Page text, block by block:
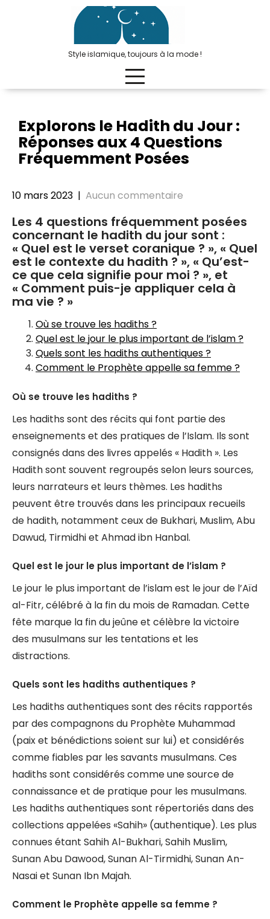
Style islamique, toujours à la mode !
Explorons le Hadith du Jour :
Réponses aux 4 Questions
Fréquemment Posées
10 mars 2023 | Aucun commentaire
Les 4 questions fréquemment posées
concernant le hadith du jour sont :
« Quel est le verset coranique ? », « Quel
est le contexte du hadith ? », « Qu’est-
ce que cela signifie pour moi ? », et
« Comment puis-je appliquer cela à
ma vie ? »
Où se trouve les hadiths ?
Quel est le jour le plus important de l’islam ?
Quels sont les hadiths authentiques ?
Comment le Prophète appelle sa femme ?
Où se trouve les hadiths ?
Les hadiths sont des récits qui font partie des
enseignements et des pratiques de l’Islam. Ils sont
consignés dans des livres appelés « Hadith ». Les
Hadith sont souvent regroupés selon leurs sources,
leurs narrateurs et leurs thèmes. Les hadiths
peuvent être trouvés dans les principaux recueils
de hadith, notamment ceux de Bukhari, Muslim, Abu
Dawud, Tirmidhi et Ahmad ibn Hanbal.
Quel est le jour le plus important de l’islam ?
Le jour le plus important de l’islam est le jour de l’Aïd
al-Fitr, célébré à la fin du mois de Ramadan. Cette
fête marque la fin du jeûne et célèbre la victoire
des musulmans sur les tentations et les
distractions.
Quels sont les hadiths authentiques ?
Les hadiths authentiques sont des récits rapportés
par des compagnons du Prophète Muhammad
(paix et bénédictions soient sur lui) et considérés
comme fiables par les savants musulmans. Ces
hadiths sont considérés comme une source de
connaissance et de pratique pour les musulmans.
Les hadiths authentiques sont répertoriés dans des
collections appelées «Sahih» (authentique). Les plus
connues étant Sahih Al-Bukhari, Sahih Muslim,
Sunan Abu Dawood, Sunan Al-Tirmidhi, Sunan An-
Nasai et Sunan Ibn Majah.
Comment le Prophète appelle sa femme ?